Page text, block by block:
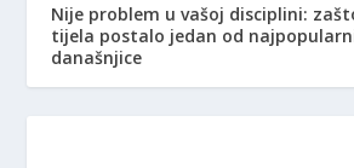
Nije problem u vašoj disciplini:
tijela postalo jedan od
današnjice